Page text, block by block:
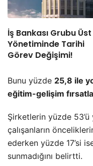
İş Bankası Grubu Üst
Yönetiminde Tarihi
Görev Değişimi!
Bunu yüzde 25,8 ile
eğitim-gelişim
Şirketlerin yüzde
çalışanların
ederken yüzde 17’si
sunmadığını belirtti.